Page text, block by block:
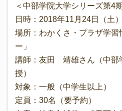
＜中部学院大学シリーズ第4
日時：2018年11月24日（土
場所：わかくさ・プラザ学習
ー」
講師：友田 靖雄さん（中部
授）
対象：一般（中学生以上）
定員：30名（要予約）